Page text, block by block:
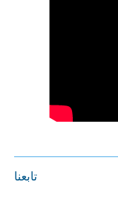
تابعنا